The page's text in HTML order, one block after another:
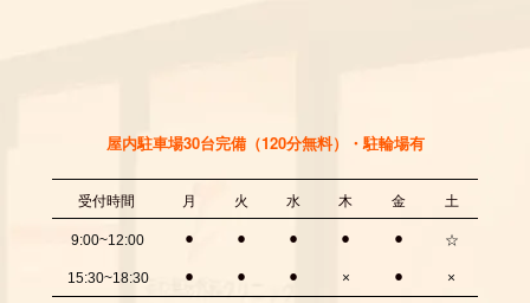
屋内駐車場30台完備（120分無料）・駐輪場有
受付時間 月 火 水 木 金 土
9:00~12:00 ⚫︎ ⚫︎ ⚫︎ ⚫︎ ⚫︎ ☆
15:30~18:30 ⚫︎ ⚫︎ ⚫︎ × ⚫︎ ×